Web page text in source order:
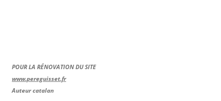
POUR LA RÉNOVATION DU SITE
www.pereguisset.fr
Auteur catalan